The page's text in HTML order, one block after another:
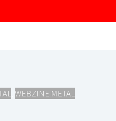
WEBZINE METAL